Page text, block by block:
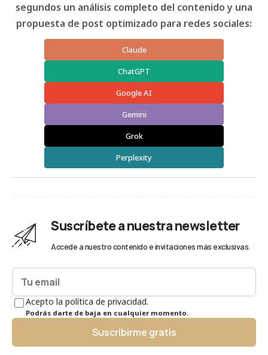
segundos un análisis completo del contenido y una
propuesta de post optimizado para redes sociales:
Claude
ChatGPT
Google AI
Gemini
Grok
Perplexity
Suscríbete a nuestra newsletter
Accede a nuestro contenido e invitaciones más exclusivas.
Acepto la política de privacidad.
Podrás darte de baja en cualquier momento.
Suscribirme gratis